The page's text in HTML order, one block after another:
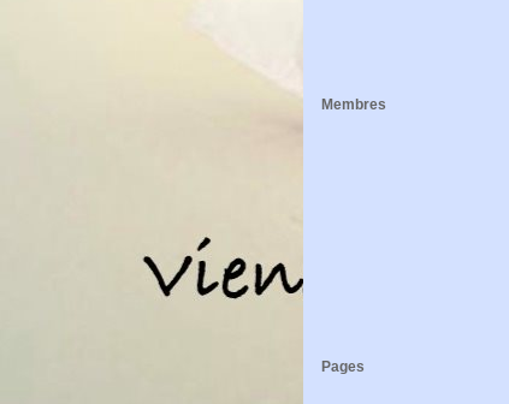
Membres
Pages